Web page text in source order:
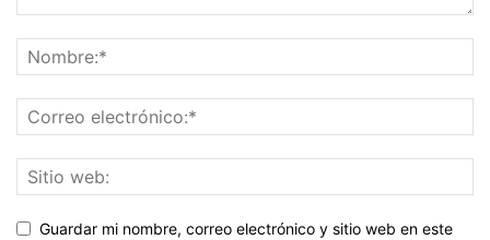
Guardar mi nombre, correo electrónico y sitio web en este